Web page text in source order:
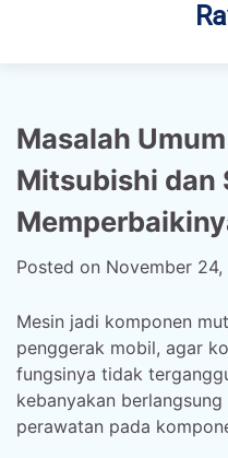
content
Masalah
Mitsubishi dan
Posted on November
Mesin jadi komponen
penggerak mobil, agar
fungsinya tidak
kebanyakan
perawatan pada